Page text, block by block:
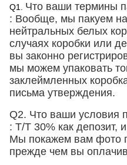
Q1. Что ваши термины
: Вообще, мы пакуем
нейтральных белых
случаях коробки или
вы законно
мы можем упаковать
заклеймленных
письма утверждения.
Q2. Что ваши условия
: T/T 30% как депозит,
Мы покажем вам фото
прежде чем вы